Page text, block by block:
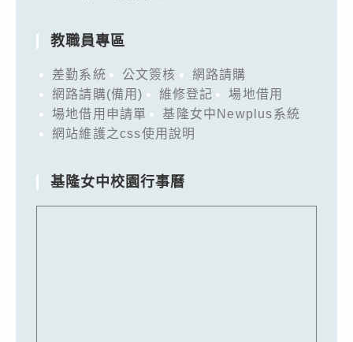
教職員專區
差勤系統 公文簽核
網路請購
網路請購(備用)
維修登記
場地借用
場地借用申請單
基隆女中Newplus系統
網站維護之css使用說明
基隆女中校園行事曆